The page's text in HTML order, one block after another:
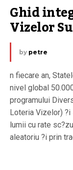
Ghid
Vizelor
by petre
n fiecare an,
nivel global
programului
Loteria Vizelor)
lumii cu rate
aleatoriu ?i prin